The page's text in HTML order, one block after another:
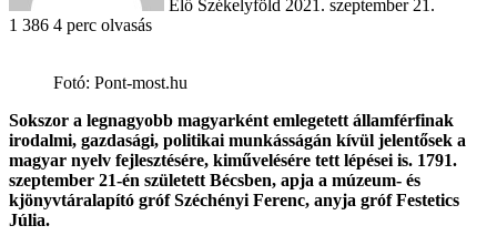
Élő Székelyföld 2021. szeptember 21.
1 386 4 perc olvasás
Fotó: Pont-most.hu
Sokszor a legnagyobb magyarként emlegetett államférfinak
irodalmi, gazdasági, politikai munkásságán kívül jelentősek a
magyar nyelv fejlesztésére, kiművelésére tett lépései is. 1791.
szeptember 21-én született Bécsben, apja a múzeum- és
kjönyvtáralapító gróf Széchényi Ferenc, anyja gróf Festetics
Júlia.